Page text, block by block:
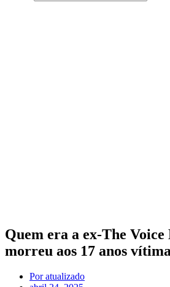
Quem era a ex-The Voice
morreu aos 17 anos
Poratualizado